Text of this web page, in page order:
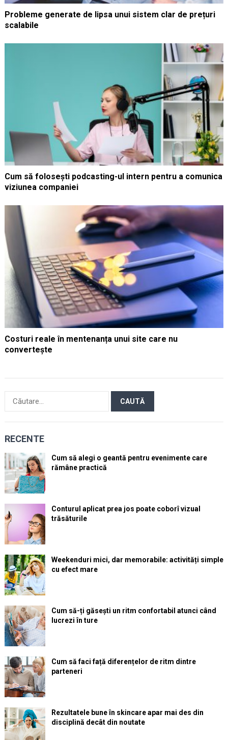
Probleme generate de lipsa unui sistem clar de prețuri
scalabile
Cum să folosești podcasting-ul intern pentru a comunica
viziunea companiei
Costuri reale în mentenanța unui site care nu
convertește
Caută
RECENTE
Cum să alegi o geantă pentru evenimente care
rămâne practică
Conturul aplicat prea jos poate coborî vizual
trăsăturile
Weekenduri mici, dar memorabile: activități simple
cu efect mare
Cum să-ți găsești un ritm confortabil atunci când
lucrezi în ture
Cum să faci față diferențelor de ritm dintre
parteneri
Rezultatele bune în skincare apar mai des din
disciplină decât din noutate